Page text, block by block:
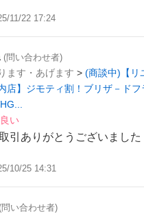
11/22 17:24
(問い合わせ者)
ます・あげます > (商談中)【リ
店】ジモティ割！ブリザ－ド
良い
引ありがとうございました
10/25 14:31
(問い合わせ者)